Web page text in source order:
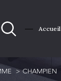
Accueil
CHAMPIEN